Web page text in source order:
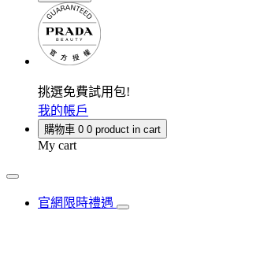
挑選免費試用包!
我的帳戶
購物車 0 0 product in cart
My cart
官網限時禮遇